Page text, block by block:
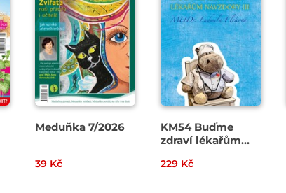
Meduňka 7/2026
39 Kč
KM54 Buďme
zdraví lékařům
MUDr. Ludmila
229 Kč